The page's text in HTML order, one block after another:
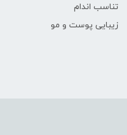
تناسب اندام
زیبایی پوست و مو